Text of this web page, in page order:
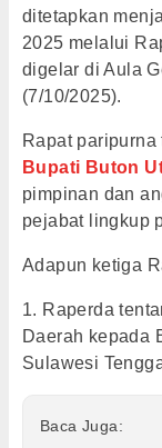
ditetapkan
2025 melalui
digelar di Aula
(7/10/2025).
Rapat
Bupati Buton
pimpinan dan
pejabat lingkup
Adapun ketiga
1. Raperda
Daerah kepada
Sulawesi
Baca Juga: